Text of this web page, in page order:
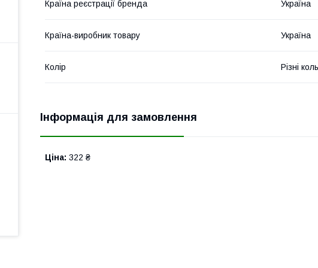
Країна реєстрації бренда Україна
Країна-виробник товару Україна
Колір Різні
Інформація для замовлення
Ціна: 322 ₴